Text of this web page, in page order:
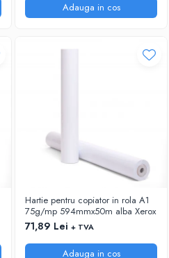
Adauga in cos
Hartie pentru copiator in rola A1
75g/mp 594mmx50m alba Xerox
71,89 Lei + TVA
Adauga in cos